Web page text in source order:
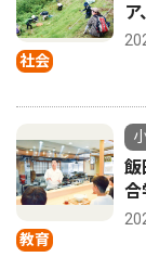
社会
教育
飯